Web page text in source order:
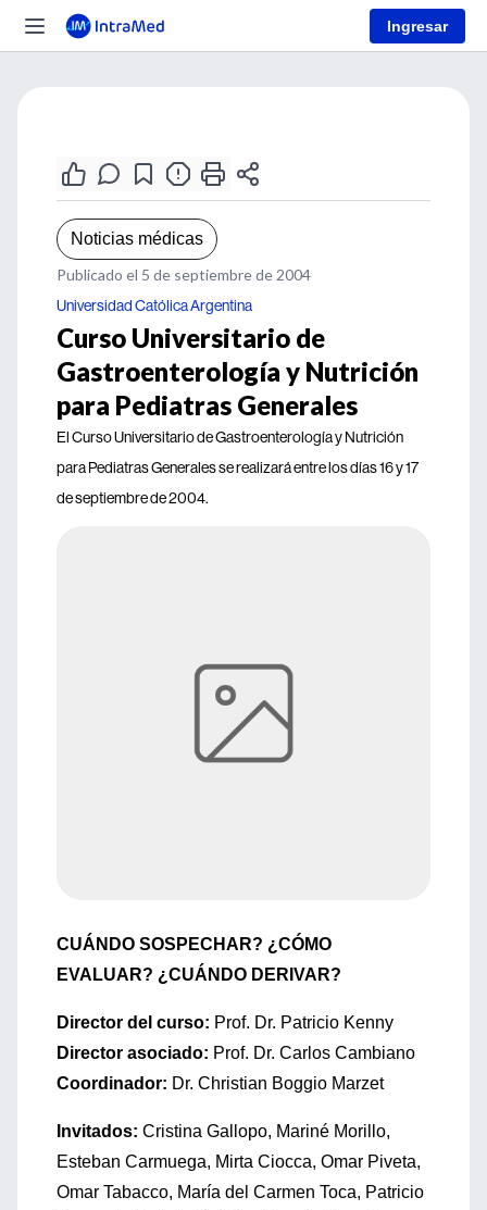
Ingresar
Noticias médicas
Publicado el 5 de septiembre de 2004
Universidad Católica Argentina
Curso Universitario de
Gastroenterología y Nutrición
para Pediatras Generales
El Curso Universitario de Gastroenterología y Nutrición
para Pediatras Generales se realizará entre los días 16 y 17
de septiembre de 2004.
CUÁNDO SOSPECHAR? ¿CÓMO
EVALUAR? ¿CUÁNDO DERIVAR?
Director del curso: Prof. Dr. Patricio Kenny
Director asociado: Prof. Dr. Carlos Cambiano
Coordinador: Dr. Christian Boggio Marzet
Invitados: Cristina Gallopo, Mariné Morillo,
Esteban Carmuega, Mirta Ciocca, Omar Piveta,
Omar Tabacco, María del Carmen Toca, Patricio